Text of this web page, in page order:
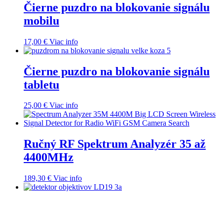
Čierne puzdro na blokovanie signálu
mobilu
17,00 € Viac info
Čierne puzdro na blokovanie signálu
tabletu
25,00 € Viac info
Ručný RF Spektrum Analyzér 35 až
4400MHz
189,30 € Viac info